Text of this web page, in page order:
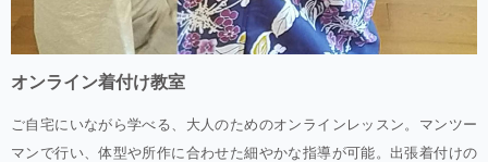
オンライン着付け教室
ご自宅にいながら学べる、大人のためのオンラインレッスン。マンツー
マンで行い、体型や所作に合わせた細やかな指導が可能。出張着付けの